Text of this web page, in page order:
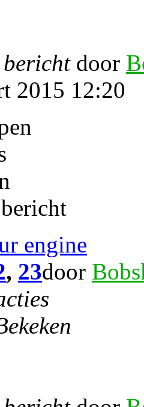
door
2015 12:20
engine
, 23door